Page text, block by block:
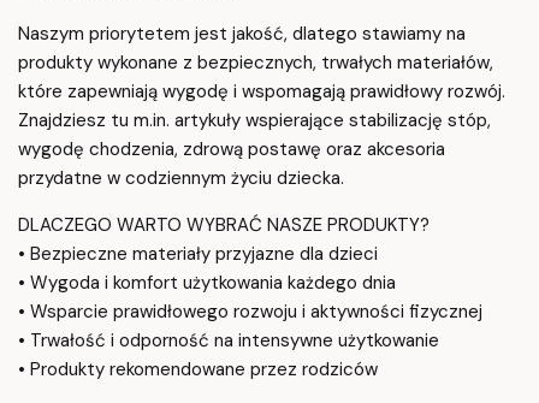
Naszym priorytetem jest jakość, dlatego stawiamy na
produkty wykonane z bezpiecznych, trwałych materiałów,
które zapewniają wygodę i wspomagają prawidłowy rozwój.
Znajdziesz tu m.in. artykuły wspierające stabilizację stóp,
wygodę chodzenia, zdrową postawę oraz akcesoria
przydatne w codziennym życiu dziecka.
DLACZEGO WARTO WYBRAĆ NASZE PRODUKTY?
• Bezpieczne materiały przyjazne dla dzieci
• Wygoda i komfort użytkowania każdego dnia
• Wsparcie prawidłowego rozwoju i aktywności fizycznej
• Trwałość i odporność na intensywne użytkowanie
• Produkty rekomendowane przez rodziców